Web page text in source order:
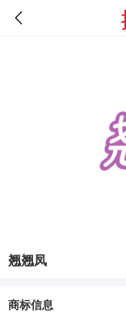
翘翘凤
商标信息